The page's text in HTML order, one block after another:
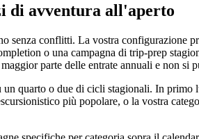
di avventura all'aperto
senza conflitti. La vostra
o una campagna di trip-prep
parte delle entrate annuali e non
quarto o due di cicli stagionali. In
più popolare, o la vostra